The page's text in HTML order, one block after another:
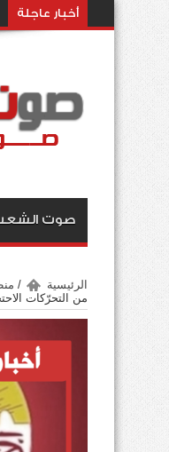
أخبار عاجلة
صوت
الرئيسية /
من التحرّكات